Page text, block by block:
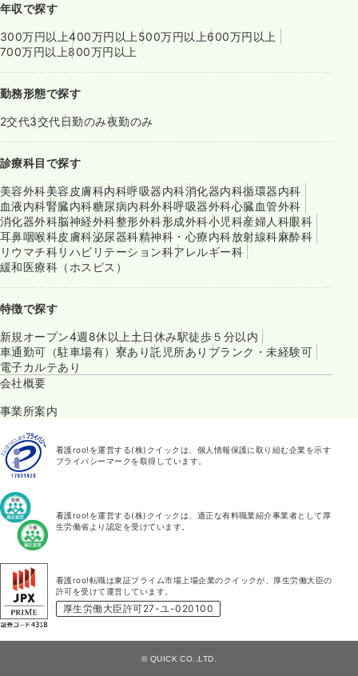
年収で探す
300万円以上400万円以上 500万円以上600万円以上
700万円以上800万円以上
勤務形態で探す
2交代3交代日勤のみ夜勤のみ
診療科目で探す
美容外科美容皮膚科内科呼吸器内科消化器内科循環器内科
血液内科腎臓内科糖尿病内科外科呼吸器外科心臓血管外科
消化器外科脳神経外科整形外科形成外科小児科産婦人科眼科
耳鼻咽喉科皮膚科泌尿器科精神科・心療内科放射線科麻酔科
リウマチ科リハビリテーション科アレルギー科
緩和医療科（ホスピス）
特徴で探す
新規オープン4週8休以上 土日休み駅徒歩５分以内
車通勤可（駐車場有） 寮あり託児所あり ブランク・未経験可
電子カルテあり
会社概要
事業所案内
看護roo!を運営する(株)クイックは、個人情報保護に取り組む企業を示す
プライバシーマークを取得しています。
看護roo!を運営する(株)クイックは、適正な有料職業紹介事業者として厚
生労働省より認定を受けています。
看護roo!転職は東証プライム市場上場企業のクイックが、厚生労働大臣の
許可を受けて運営しています。
厚生労働大臣許可27-ユ-020100
© QUICK CO.,LTD.